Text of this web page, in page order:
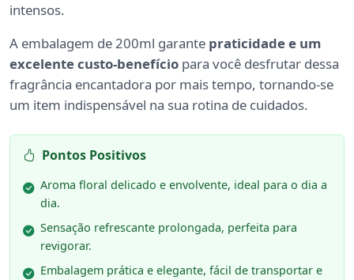
intensos.
A embalagem de 200ml garante praticidade e um
excelente custo-benefício para você desfrutar dessa
fragrância encantadora por mais tempo, tornando-se
um item indispensável na sua rotina de cuidados.
Pontos Positivos
Aroma floral delicado e envolvente, ideal para o dia a
dia.
Sensação refrescante prolongada, perfeita para
revigorar.
Embalagem prática e elegante, fácil de transportar e